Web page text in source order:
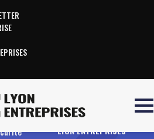
bus sur
TOUTE L’ACTUALITÉ
LYON ENTREPRISES